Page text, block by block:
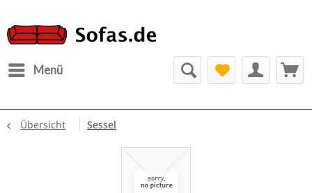
Menü
Übersicht Sessel